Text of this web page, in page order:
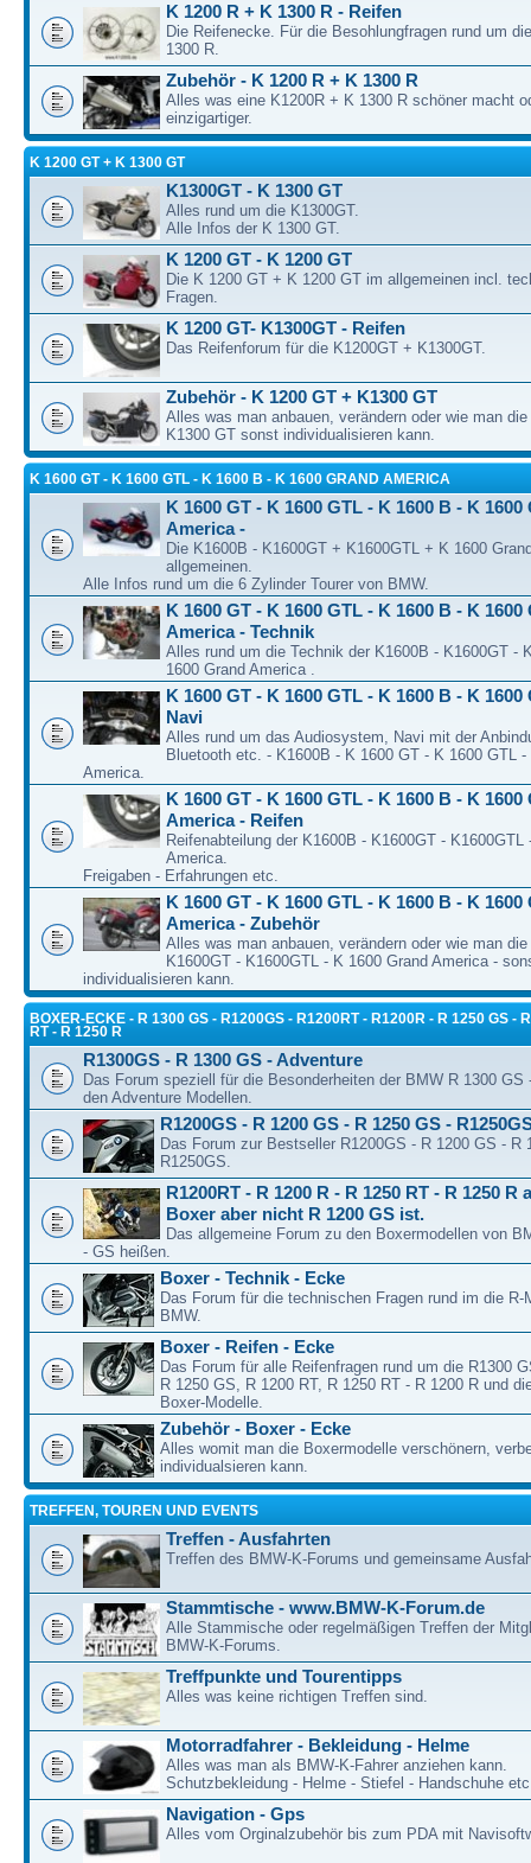
K 1200 R + K 1300 R - Reifen
Die Reifenecke. Für die Besohlungfragen rund um
1300 R.
Zubehör - K 1200 R + K 1300 R
Alles was eine K1200R + K 1300 R schöner macht
einzigartiger.
K 1200 GT + K 1300 GT
K1300GT - K 1300 GT
Alles rund um die K1300GT.
Alle Infos der K 1300 GT.
K 1200 GT - K 1200 GT
Die K 1200 GT + K 1200 GT im allgemeinen incl.
Fragen.
K 1200 GT- K1300GT - Reifen
Das Reifenforum für die K1200GT + K1300GT.
Zubehör - K 1200 GT + K1300 GT
Alles was man anbauen, verändern oder wie man
K1300 GT sonst individualisieren kann.
K 1600 GT - K 1600 GTL - K 1600 B - K 1600 GRAND AMERICA
K 1600 GT - K 1600 GTL - K 1600 B - K 1600
America -
Die K1600B - K1600GT + K1600GTL + K 1600
allgemeinen.
Alle Infos rund um die 6 Zylinder Tourer von BMW.
K 1600 GT - K 1600 GTL - K 1600 B - K 1600
America - Technik
Alles rund um die Technik der K1600B - K1600GT -
1600 Grand America .
K 1600 GT - K 1600 GTL - K 1600 B - K 1600
Navi
Alles rund um das Audiosystem, Navi mit der
Bluetooth etc. - K1600B - K 1600 GT - K 1600 GTL -
America.
K 1600 GT - K 1600 GTL - K 1600 B - K 1600
America - Reifen
Reifenabteilung der K1600B - K1600GT - K1600GTL
America.
Freigaben - Erfahrungen etc.
K 1600 GT - K 1600 GTL - K 1600 B - K 1600
America - Zubehör
Alles was man anbauen, verändern oder wie man
K1600GT - K1600GTL - K 1600 Grand America -
individualisieren kann.
BOXER-ECKE - R 1300 GS - R1200GS - R1200RT - R1200R - R 1250 GS -
RT - R 1250 R
R1300GS - R 1300 GS - Adventure
Das Forum speziell für die Besonderheiten der BMW R 1300 GS
den Adventure Modellen.
R1200GS - R 1200 GS - R 1250 GS -
Das Forum zur Bestseller R1200GS - R 1200 GS - R
R1250GS.
R1200RT - R 1200 R - R 1250 RT - R 1250 R
Boxer aber nicht R 1200 GS ist.
Das allgemeine Forum zu den Boxermodellen von
- GS heißen.
Boxer - Technik - Ecke
Das Forum für die technischen Fragen rund im die R-
BMW.
Boxer - Reifen - Ecke
Das Forum für alle Reifenfragen rund um die R1300
R 1250 GS, R 1200 RT, R 1250 RT - R 1200 R und
Boxer-Modelle.
Zubehör - Boxer - Ecke
Alles womit man die Boxermodelle verschönern,
individualsieren kann.
TREFFEN, TOUREN UND EVENTS
Treffen - Ausfahrten
Treffen des BMW-K-Forums und gemeinsame
Stammtische - www.BMW-K-Forum.de
Alle Stammische oder regelmäßigen Treffen der
BMW-K-Forums.
Treffpunkte und Tourentipps
Alles was keine richtigen Treffen sind.
Motorradfahrer - Bekleidung - Helme
Alles was man als BMW-K-Fahrer anziehen kann.
Schutzbekleidung - Helme - Stiefel - Handschuhe
Navigation - Gps
Alles vom Orginalzubehör bis zum PDA mit